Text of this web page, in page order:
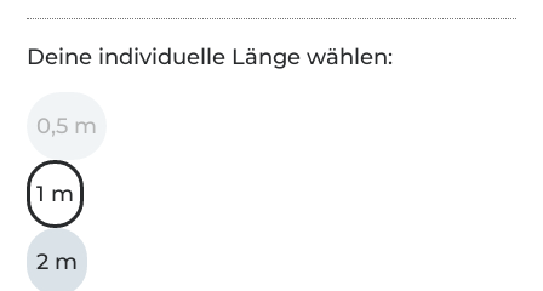
Deine individuelle Länge wählen:
0,5 m
1 m
2 m